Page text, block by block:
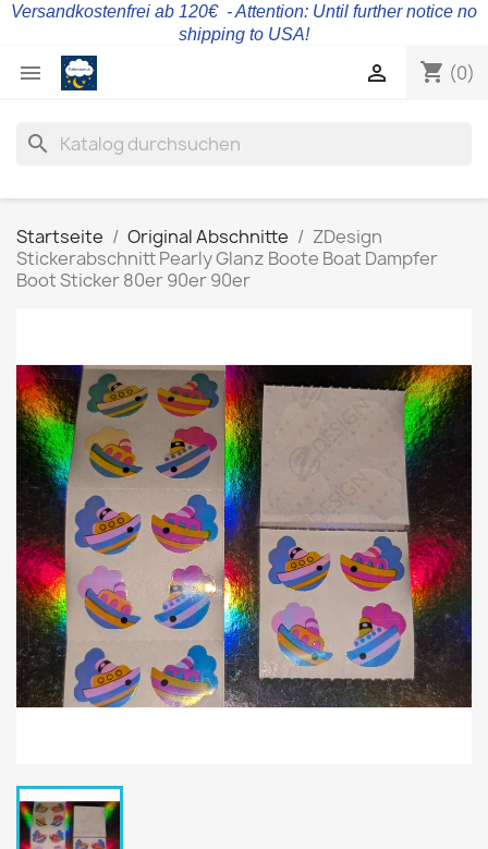
Versandkostenfrei ab 120€ - Attention: Until further notice no
shipping to USA!
 shopping_cart (0)

search
Startseite Original Abschnitte
ZDesign
Stickerabschnitt Pearly Glanz Boote Boat Dampfer
Boot Sticker 80er 90er 90er